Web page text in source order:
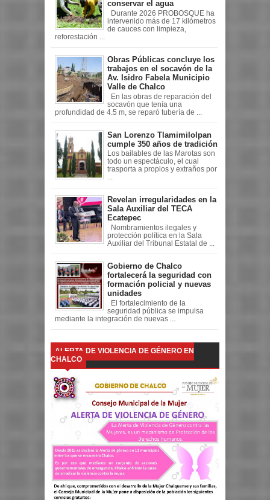
conservar el agua
Durante 2026 PROBOSQUE ha
intervenido más de 17 kilómetros
de cauces con limpieza,
reforestación ...
Obras Públicas concluye los
trabajos en el socavón de la
Av. Isidro Fabela Municipio
Valle de Chalco
En las obras de reparación del
socavón que tenía una
profundidad de 4.5 m, se reparó tubería de ...
San Lorenzo Tlamimilolpan
cumple 350 años de tradición
Los bailables de las Marotas son
todo un espectáculo, el cual
trasporta a propios y extraños por
Revelan irregularidades en la
Sala Auxiliar del TECA
Ecatepec
Nombramientos ilegales y
protección política en la Sala
Auxiliar del Tribunal Estatal de ...
Gobierno de Chalco
fortalecerá la seguridad con
formación policial y nuevas
unidades
El fortalecimiento de la
seguridad pública se impulsa
mediante la integración de nuevas ...
ALERTA DE VIOLENCIA DE GÉNERO EN
CHALCO